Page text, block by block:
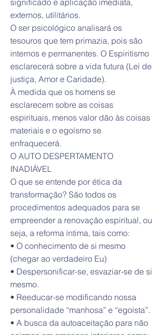
significado e aplicação imediata,
externos, utilitários.
O ser psicológico analisará os
tesouros que tem primazia, pois são
internos e permanentes. O Espiritismo
esclarecerá sobre a vida futura (Lei de
justiça, Amor e Caridade).
À medida que os homens se
esclarecem sobre as coisas
espirituais, menos valor dão às coisas
materiais e o egoísmo se
enfraquecerá.
O AUTO DESPERTAMENTO
INADIÁVEL
O que se entende por ética da
transformação? São todos os
procedimentos adequados para se
empreender a renovação espiritual, ou
seja, a reforma íntima, tais como:
• O conhecimento de si mesmo
(chegar ao verdadeiro Eu)
• Despersonificar-se, esvaziar-se de si
mesmo.
• Reeducar-se modificando nossa
personalidade “manhosa” e “egoísta”.
• A busca da autoaceitação para não